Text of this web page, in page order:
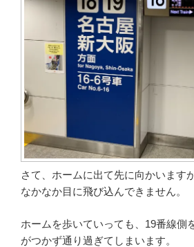
さて、ホームに出て先に向かいます
なかなか目に飛び込んできません。
ホームを歩いていっても、19番線側
がつかず通り過ぎてしまいます。